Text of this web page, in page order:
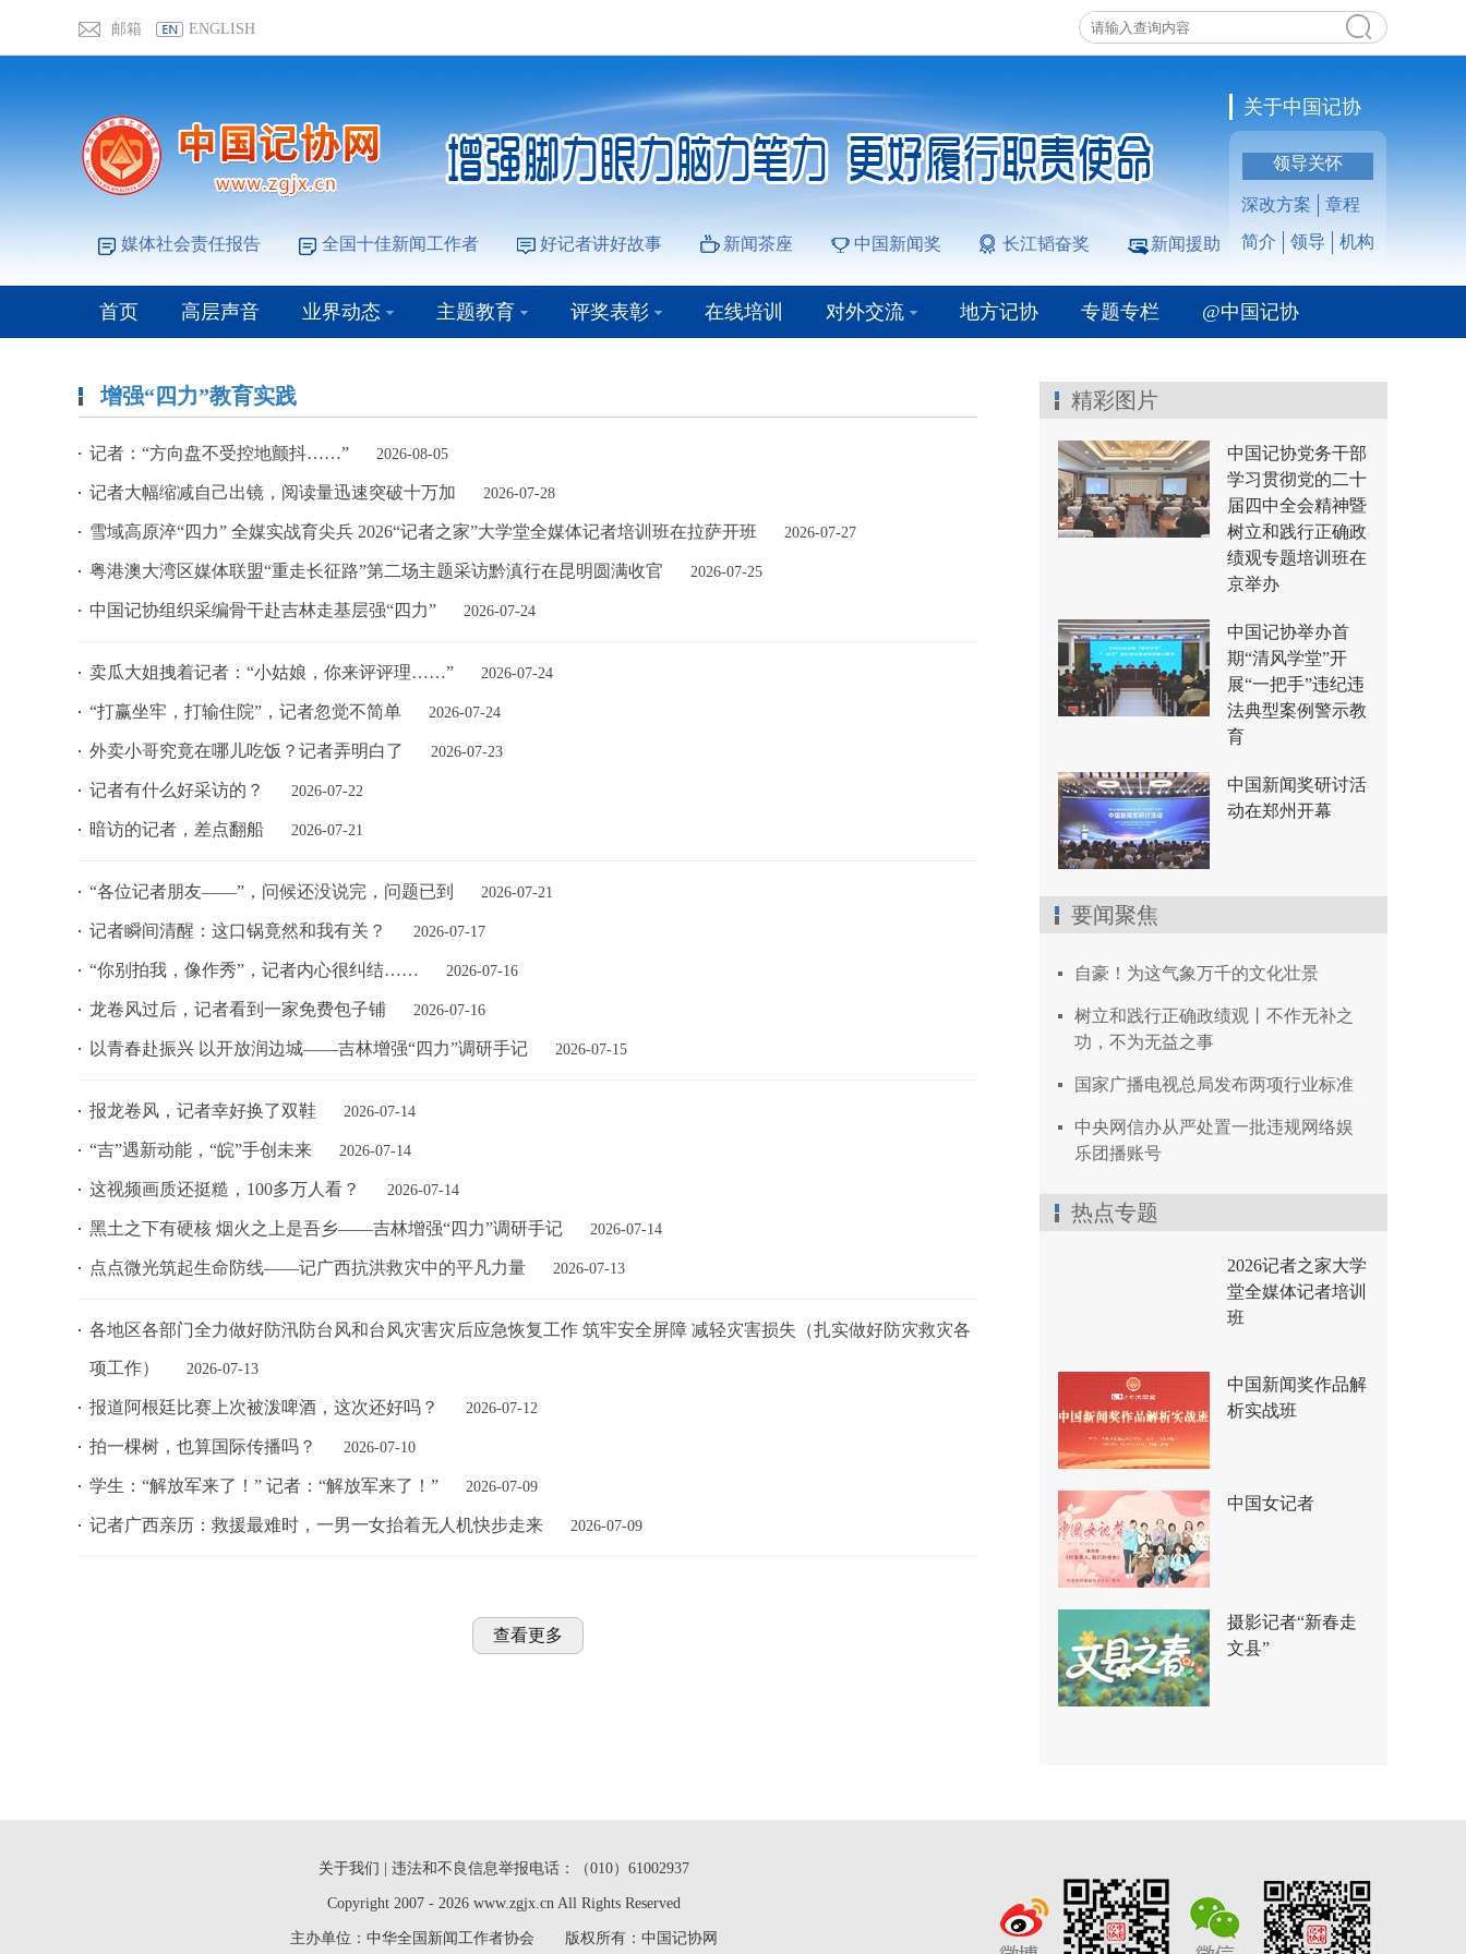
邮箱 ENGLISH
媒体社会责任报告 全国十佳新闻工作者 好记者讲好故事 新闻茶座 中国新闻奖 长江韬奋奖 新闻援助
关于中国记协
领导关怀
深改方案
章程
简介
领导 机构
首页 高层声音 业界动态 主题教育 评奖表彰 在线培训 对外交流 地方记协 专题专栏 @中国记协
增强“四力”教育实践
记者：“方向盘不受控地颤抖……” 2026-08-05
记者大幅缩减自己出镜，阅读量迅速突破十万加 2026-07-28
雪域高原淬“四力” 全媒实战育尖兵 2026“记者之家”大学堂全媒体记者培训班在拉萨开班 2026-07-27
粤港澳大湾区媒体联盟“重走长征路”第二场主题采访黔滇行在昆明圆满收官 2026-07-25
中国记协组织采编骨干赴吉林走基层强“四力” 2026-07-24
卖瓜大姐拽着记者：“小姑娘，你来评评理……” 2026-07-24
“打赢坐牢，打输住院”，记者忽觉不简单 2026-07-24
外卖小哥究竟在哪儿吃饭？记者弄明白了 2026-07-23
记者有什么好采访的？ 2026-07-22
暗访的记者，差点翻船 2026-07-21
“各位记者朋友——”，问候还没说完，问题已到 2026-07-21
记者瞬间清醒：这口锅竟然和我有关？ 2026-07-17
“你别拍我，像作秀”，记者内心很纠结…… 2026-07-16
龙卷风过后，记者看到一家免费包子铺 2026-07-16
以青春赴振兴 以开放润边城——吉林增强“四力”调研手记 2026-07-15
报龙卷风，记者幸好换了双鞋 2026-07-14
“吉”遇新动能，“皖”手创未来 2026-07-14
这视频画质还挺糙，100多万人看？ 2026-07-14
黑土之下有硬核 烟火之上是吾乡——吉林增强“四力”调研手记 2026-07-14
点点微光筑起生命防线——记广西抗洪救灾中的平凡力量 2026-07-13
各地区各部门全力做好防汛防台风和台风灾害灾后应急恢复工作 筑牢安全屏障 减轻灾害损失（扎实做好防灾救灾各
项工作） 2026-07-13
报道阿根廷比赛上次被泼啤酒，这次还好吗？ 2026-07-12
拍一棵树，也算国际传播吗？ 2026-07-10
学生：“解放军来了！” 记者：“解放军来了！” 2026-07-09
记者广西亲历：救援最难时，一男一女抬着无人机快步走来 2026-07-09
查看更多
关于我们 | 违法和不良信息举报电话：（010）61002937
Copyright 2007 - 2026 www.zgjx.cn All Rights Reserved
主办单位：中华全国新闻工作者协会 版权所有：中国记协网